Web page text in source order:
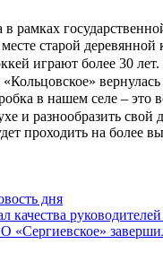
в рамках
старой
играют более 30
в нашем селе –
и разнообразить
проходить на
дня
качества